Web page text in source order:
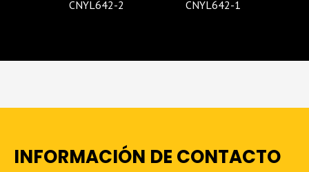
CNYL642-2 CNYL642-1
INFORMACIÓN DE CONTACTO